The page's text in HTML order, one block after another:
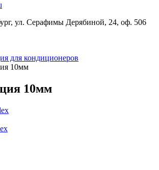
ул. Серафимы Дерябиной, 24, оф. 506
для кондиционеров
10мм
10мм